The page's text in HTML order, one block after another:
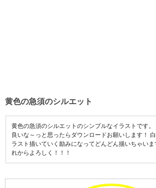
黄色の急須のシルエット
黄色の急須のシルエットのシンプルなイラストです
良いな～っと思ったらダウンロードお願いします！
ラスト描いていく励みになってどんどん描いちゃい
れからよろしく！！！